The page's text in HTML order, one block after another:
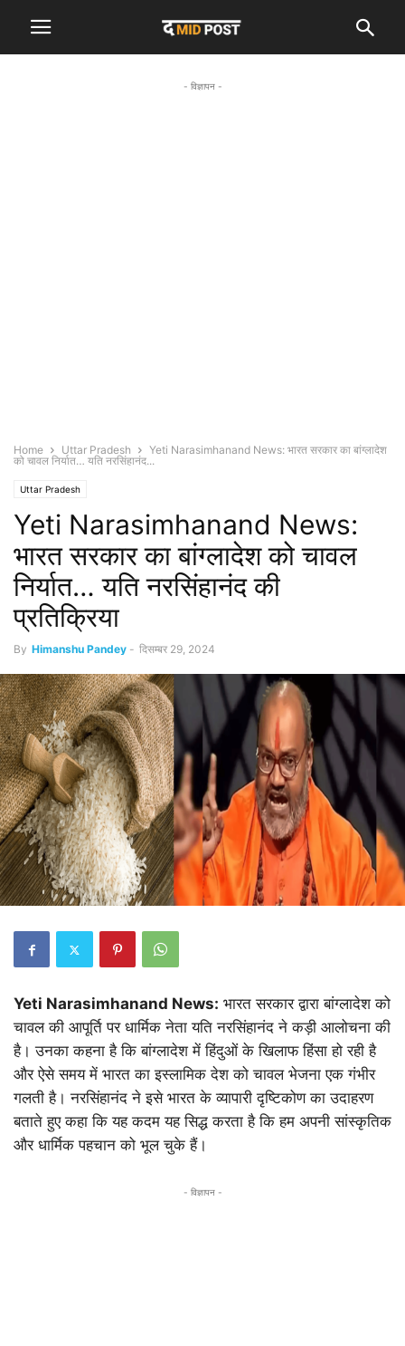
- विज्ञापन -
Home Uttar Pradesh
Yeti Narasimhanand News: भारत सरकार का बांग्लादेश
को चावल निर्यात… यति नरसिंहानंद...
Uttar Pradesh
Yeti Narasimhanand News:
भारत सरकार का बांग्लादेश को चावल
निर्यात… यति नरसिंहानंद की
प्रतिक्रिया
By Himanshu Pandey - दिसम्बर 29, 2024
Yeti Narasimhanand News: भारत सरकार द्वारा बांग्लादेश को
चावल की आपूर्ति पर धार्मिक नेता यति नरसिंहानंद ने कड़ी आलोचना की
है। उनका कहना है कि बांग्लादेश में हिंदुओं के खिलाफ हिंसा हो रही है
और ऐसे समय में भारत का इस्लामिक देश को चावल भेजना एक गंभीर
गलती है। नरसिंहानंद ने इसे भारत के व्यापारी दृष्टिकोण का उदाहरण
बताते हुए कहा कि यह कदम यह सिद्ध करता है कि हम अपनी सांस्कृतिक
और धार्मिक पहचान को भूल चुके हैं।
- विज्ञापन -